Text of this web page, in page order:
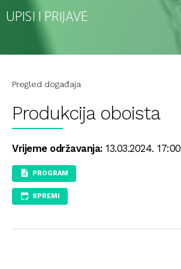
UPISI I PRIJAVE
Pregled događaja
Produkcija oboista
Vrijeme održavanja:13.03.2024. 17:00
PROGRAM
SPREMI